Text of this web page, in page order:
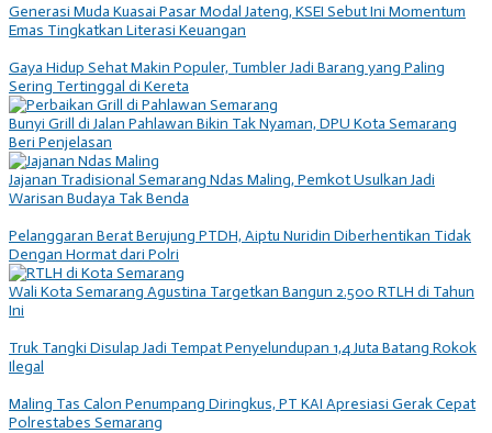
Generasi Muda Kuasai Pasar Modal Jateng, KSEI Sebut Ini Momentum
Emas Tingkatkan Literasi Keuangan
Gaya Hidup Sehat Makin Populer, Tumbler Jadi Barang yang Paling
Sering Tertinggal di Kereta
Bunyi Grill di Jalan Pahlawan Bikin Tak Nyaman, DPU Kota Semarang
Beri Penjelasan
Jajanan Tradisional Semarang Ndas Maling, Pemkot Usulkan Jadi
Warisan Budaya Tak Benda
Pelanggaran Berat Berujung PTDH, Aiptu Nuridin Diberhentikan Tidak
Dengan Hormat dari Polri
Wali Kota Semarang Agustina Targetkan Bangun 2.500 RTLH di Tahun
Ini
Truk Tangki Disulap Jadi Tempat Penyelundupan 1,4 Juta Batang Rokok
Ilegal
Maling Tas Calon Penumpang Diringkus, PT KAI Apresiasi Gerak Cepat
Polrestabes Semarang